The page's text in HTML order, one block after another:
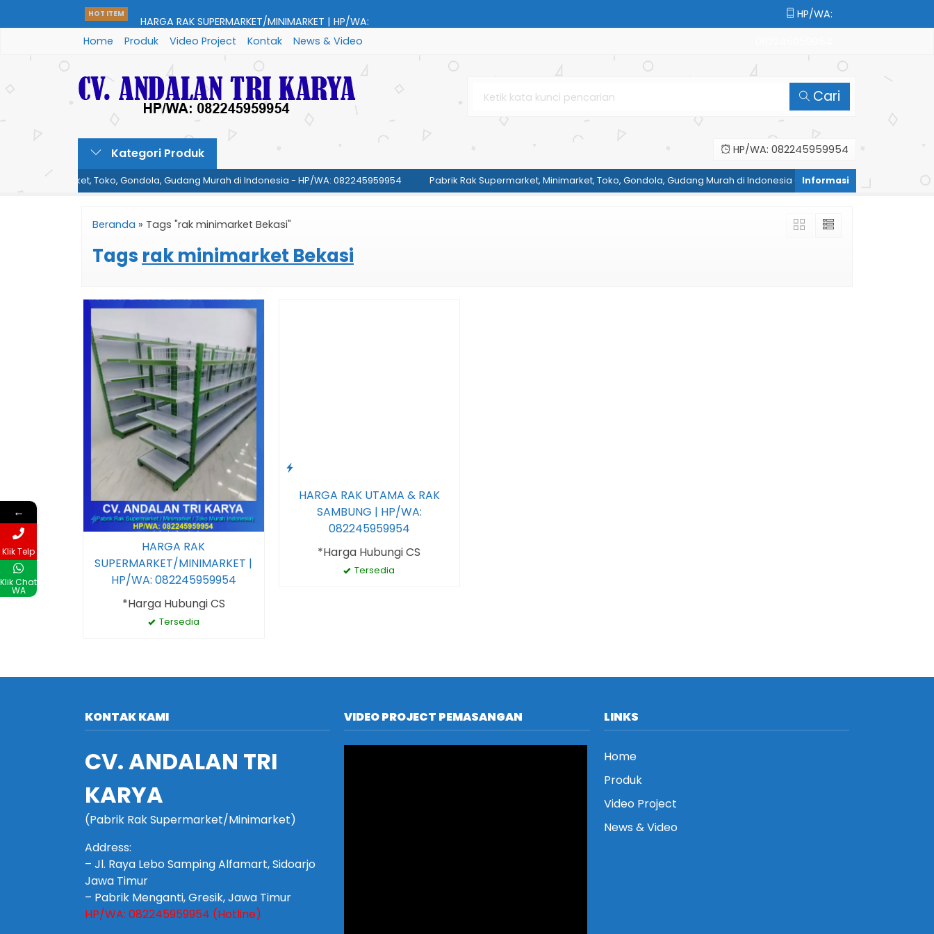
HOT ITEM
HARGA RAK SUPERMARKET/MINIMARKET | HP/WA:
08224595....
HARGA RAK UTAMA & RAK SAMBUNG | HP/WA:
08224595995....
HARGA MEJA KASIR | HP/WA: 082245959954....
HARGA RAK GUDANG | HP/WA: 082245959954....
HP/WA:
Home Produk Video Project Kontak News & Video
Cari
Kategori Produk HP/WA: 082245959954
Minimarket, Toko, Gondola, Gudang Murah di Indonesia - HP/WA: 082245959954 Pabrik Rak Supermarket, Minimarket, Toko, Gondola, Gudang Murah di Indonesia - HP/WA: 082245959954
Beranda » Tags "rak minimarket Bekasi"
Tags rak minimarket Bekasi
HARGA RAK
SUPERMARKET/MINIMARKET |
HP/WA: 082245959954
*Harga Hubungi CS
Tersedia
HARGA RAK UTAMA & RAK
SAMBUNG | HP/WA:
082245959954
*Harga Hubungi CS
Tersedia
KONTAK KAMI
CV. ANDALAN TRI
KARYA
(Pabrik Rak Supermarket/Minimarket)
Address:
– Jl. Raya Lebo Samping Alfamart, Sidoarjo
Jawa Timur
– Pabrik Menganti, Gresik, Jawa Timur
HP/WA: 082245959954 (Hotline)
VIDEO PROJECT PEMASANGAN LINKS
Home
Produk
Video Project
News & Video
←
Klik Telp
Klik Chat
WA